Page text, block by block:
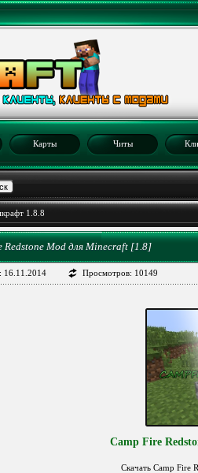
Карты Читы
1.8.8
Redstone Mod для Minecraft [1.8]
16.11.2014 Просмотров: 10149
Camp Fire
Скачать Camp Fire